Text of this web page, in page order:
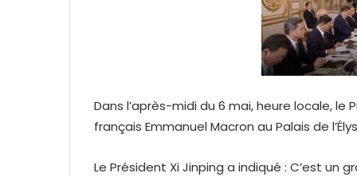
c
o
u
r
i
e
Dans l’après-midi du 6 mai, heure locale,
français Emmanuel Macron au Palais de
Le Président Xi Jinping a indiqué : C’est un